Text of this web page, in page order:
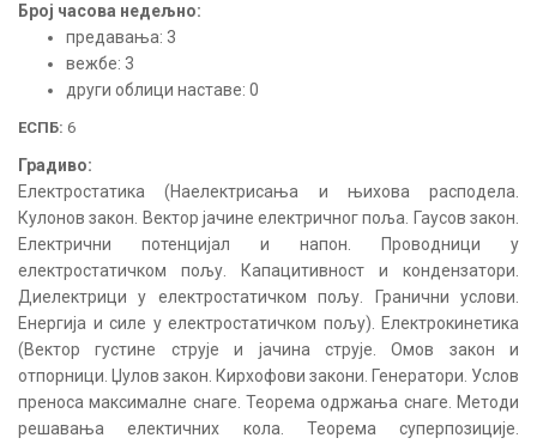
Број часова недељно:
предавања: 3
вежбе: 3
други облици наставе: 0
ЕСПБ: 6
Градиво:
Електростатика (Наелектрисања и њихова расподела.
Кулонов закон. Вектор јачине електричног поља. Гаусов закон.
Електрични потенцијал и напон. Проводници у
електростатичком пољу. Капацитивност и кондензатори.
Диелектрици у електростатичком пољу. Гранични услови.
Енергија и силе у електростатичком пољу). Електрокинетика
(Вектор густине струје и јачина струје. Омов закон и
отпорници. Џулов закон. Кирхофови закони. Генератори. Услов
преноса максималне снаге. Теорема одржања снаге. Методи
решавања електичних кола. Теорема суперпозиције.